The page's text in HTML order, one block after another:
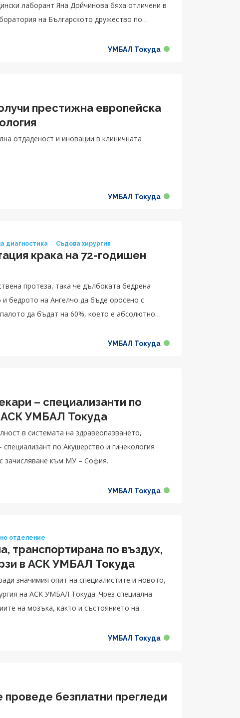
лаборант Яна Дойчинова бяха отличени в
на Българското дружество по
УМБАЛ Токуда
престижна европейска
отдаденост и иновации в клиничната
УМБАЛ Токуда
диагностика Съдова хирургия
крака на 72-годишен
протеза, така че дълбоката бедрена
бедрото на Ангелчо да бъде оросено с
да бъдат на 60%, което е абсолютно
УМБАЛ Токуда
– специализанти по
АСК УМБАЛ Токуда
в системата на здравеопазването,
зачисляване към МУ – София.
УМБАЛ Токуда
отделение
транспортирана по въздух,
в АСК УМБАЛ Токуда
значимия опит на специалистите и новото,
на АСК УМБАЛ Токуда. Чрез специална
на мозъка, както и състоянието на
УМБАЛ Токуда
безплатни прегледи